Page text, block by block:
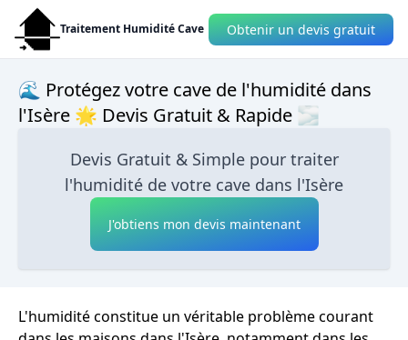
Traitement Humidité Cave Obtenir un devis gratuit
🌊 Protégez votre cave de l'humidité dans
l'Isère 🌟 Devis Gratuit & Rapide 🌫
Devis Gratuit & Simple pour traiter
l'humidité de votre cave dans l'Isère
J'obtiens mon devis maintenant
L'humidité constitue un véritable problème courant